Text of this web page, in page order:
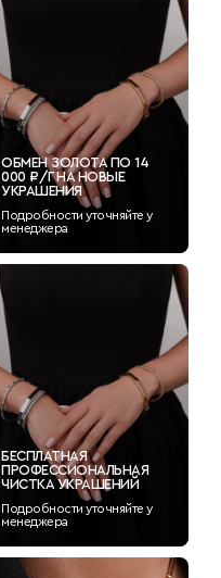
ОБМЕН ЗОЛОТА ПО 14
000 ₽/Г НА НОВЫЕ
УКРАШЕНИЯ
Подробности уточняйте у
менеджера
БЕСПЛАТНАЯ
ПРОФЕССИОНАЛЬНАЯ
ЧИСТКА УКРАШЕНИЙ
Подробности уточняйте у
менеджера